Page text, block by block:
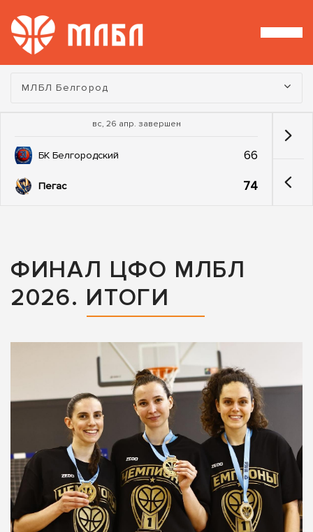
Турнир:
МЛБЛ Белгород
вс, 26 апр. завершен
БК Белгородский 66
Пегас 74
ФИНАЛ ЦФО МЛБЛ
2026. ИТОГИ